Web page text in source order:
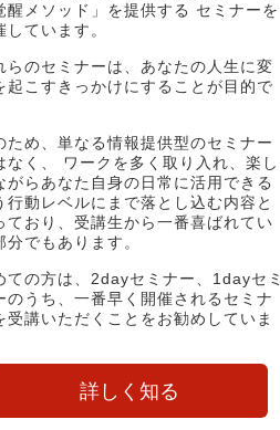
醒メソッド」を提供する セミナーを
しています。
らのセミナーは、あなたの人生に変
起こすきっかけにすることが目的で
ため、単なる情報提供型のセミナー
なく、 ワークを多く取り入れ、楽し
がらあなた自身の日常に活用できる
行動レベルにまで落とし込む内容と
ており、受講生から一番喜ばれてい
分でもあります。
ての方は、2dayセミナー、1dayセミ
のうち、一番早く開催されるセミナ
受講いただくことをお勧めしていま
詳しく知る